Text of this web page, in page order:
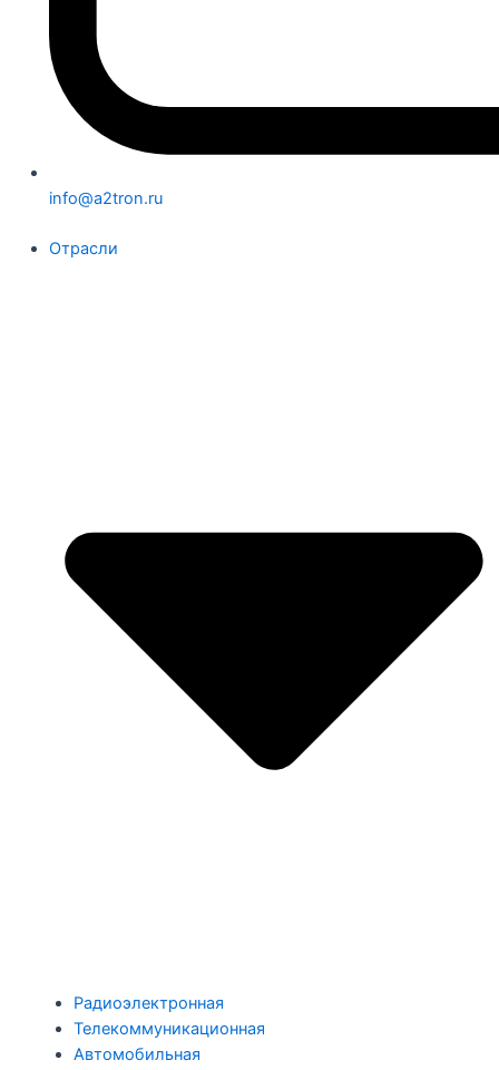
info@a2tron.ru
Отрасли
Радиоэлектронная
Телекоммуникационная
Автомобильная